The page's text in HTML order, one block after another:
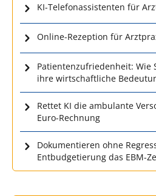
KI-Telefonassistenten für
Online-Rezeption für
Patientenzufriedenheit: Wie
ihre wirtschaftliche
Rettet KI die ambulante
Euro-Rechnung
Dokumentieren ohne
Entbudgetierung das EBM-